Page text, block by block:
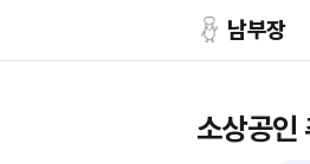
남부장
소상공인